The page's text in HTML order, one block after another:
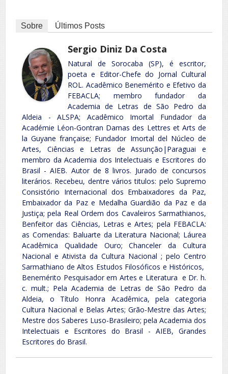
Sobre Últimos Posts
Sergio Diniz Da Costa
Natural de Sorocaba (SP), é escritor,
poeta e Editor-Chefe do Jornal Cultural
ROL. Acadêmico Benemérito e Efetivo da
FEBACLA; membro fundador da
Academia de Letras de São Pedro da
Aldeia - ALSPA; Acadêmico Imortal Fundador da
Académie Léon-Gontran Damas des Lettres et Arts de
la Guyane française; Fundador Imortal del Núcleo de
Artes, Ciências e Letras de Assunção|Paraguai e
membro da Academia dos Intelectuais e Escritores do
Brasil - AIEB. Autor de 8 livros. Jurado de concursos
literários. Recebeu, dentre vários titulos: pelo Supremo
Consistório Internacional dos Embaixadores da Paz,
Embaixador da Paz e Medalha Guardião da Paz e da
Justiça; pela Real Ordem dos Cavaleiros Sarmathianos,
Benfeitor das Ciências, Letras e Artes; pela FEBACLA:
as Comendas: Baluarte da Literatura Nacional; Láurea
Acadêmica Qualidade Ouro; Chanceler da Cultura
Nacional e Ativista da Cultura Nacional ; pelo Centro
Sarmathiano de Altos Estudos Filosóficos e Históricos,
Benemérito Pesquisador em Artes e Literatura e Dr. h.
c. mult.; Pela Academia de Letras de São Pedro da
Aldeia, o Título Honra Acadêmica, pela categoria
Cultura Nacional e Belas Artes; Grão-Mestre das Artes;
Mestre dos Saberes Luso-Brasileiro; pela Academia dos
Intelectuais e Escritores do Brasil - AIEB, Grandes
Escritores do Brasil.